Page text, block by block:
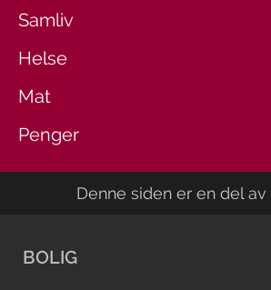
Samliv
Helse
Mat
Penger
Denne siden er en del av
BOLIG